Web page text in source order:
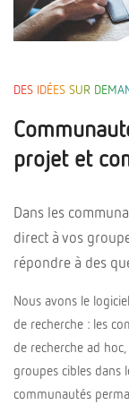
DES IDÉES SUR
projet et
Dans les
direct à vos
répondre à des
Nous avons le
de recherche : les
de recherche ad
groupes cibles dans
communautés